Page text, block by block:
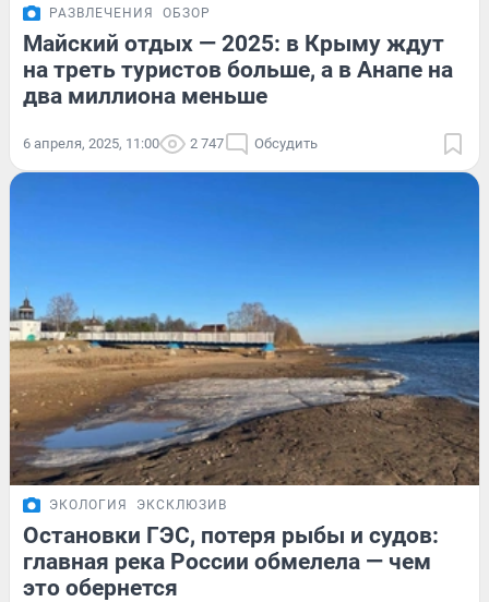
РАЗВЛЕЧЕНИЯ ОБЗОР
Майский отдых — 2025: в Крыму ждут
на треть туристов больше, а в Анапе на
два миллиона меньше
6 апреля, 2025, 11:00 2 747 Обсудить
ЭКОЛОГИЯ ЭКСКЛЮЗИВ
Остановки ГЭС, потеря рыбы и судов:
главная река России обмелела — чем
это обернется